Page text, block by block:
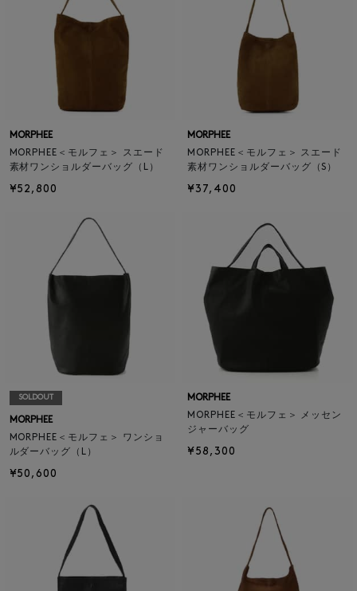
MORPHEE
MORPHEE＜モルフェ＞ スエード
素材ワンショルダーバッグ（L）
¥52,800
MORPHEE
MORPHEE＜モルフェ＞ スエード
素材ワンショルダーバッグ（S）
¥37,400
SOLDOUT
MORPHEE
MORPHEE＜モルフェ＞ ワンショ
ルダーバッグ（L）
¥50,600
MORPHEE
MORPHEE＜モルフェ＞ メッセン
ジャーバッグ
¥58,300